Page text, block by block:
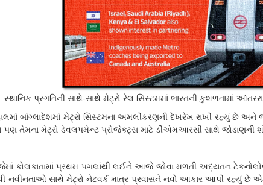
સ્થાનિક પ્રગતિની સાથે-સાથે મેટ્રો રેલ સિસ્ટમમાં ભારતની કુશળતામાં
બાંગ્લાદેશમાં મેટ્રો સિસ્ટમના અમલીકરણની દેખરેખ રાખી રહ્યું છે અને
તેમના મેટ્રો ડેવલપમેન્ટ પ્રોજેક્ટ્સ માટે ડીએમઆરસી સાથે જોડાણની
કોલકાતામાં પ્રથમ પગલાંથી લઈને આજે જોવા મળતી અદ્યતન
નવીનતાઓ સાથે મેટ્રો નેટવર્ક માત્ર પ્રવાસને નવો આકાર આપી રહ્યું છે